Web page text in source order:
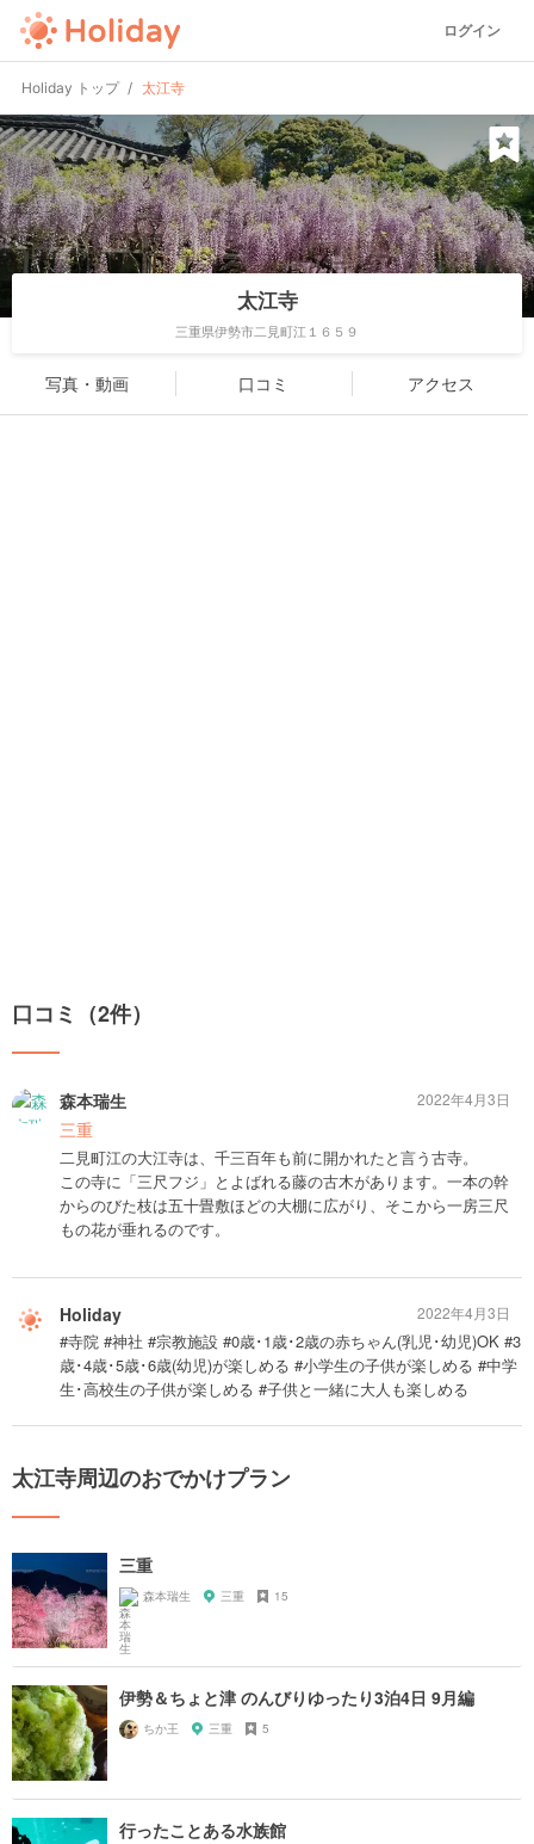
ログイン
Holiday トップ 太江寺
太江寺
三重県伊勢市二見町江１６５９
写真・動画 口コミ アクセス
口コミ（2件）
森本瑞生
三重
二見町江の大江寺は、千三百年も前に開かれたと言う古寺。
この寺に「三尺フジ」とよばれる藤の古木があります。一本の幹
からのびた枝は五十畳敷ほどの大棚に広がり、そこから一房三尺
もの花が垂れるのです。
2022年4月3日
Holiday
#寺院 #神社 #宗教施設 #0歳･1歳･2歳の赤ちゃん(乳児･幼児)OK #3
歳･4歳･5歳･6歳(幼児)が楽しめる #小学生の子供が楽しめる #中学
生･高校生の子供が楽しめる #子供と一緒に大人も楽しめる
2022年4月3日
太江寺周辺のおでかけプラン
三重
森本瑞生 三重 15
伊勢＆ちょと津 のんびりゆったり3泊4日 9月編
ちか王 三重 5
行ったことある水族館